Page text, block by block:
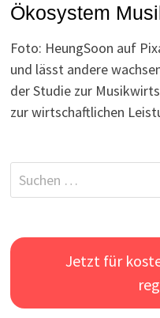
Ökosystem
Foto: HeungSoon auf
und lässt andere
der Studie zur
zur wirtschaftlichen
Suchen
nach:
Jetzt für